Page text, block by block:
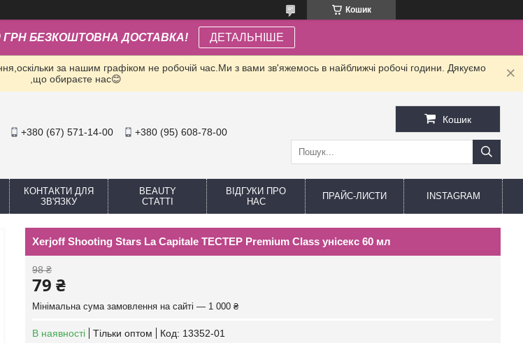
Кошик
ГРН БЕЗКОШТОВНА ДОСТАВКА! ДЕТАЛЬНІШЕ
за нашим графіком не робочій час.Ми з вами зв'яжемось в найближчі робочі години. Дякуємо
,що обираєте нас😊
+380 (67) 571-14-00 +380 (95) 608-78-00
Кошик
КОНТАКТИ ДЛЯ
ЗВ'ЯЗКУ
BEAUTY
СТАТТІ
ВІДГУКИ ПРО
НАС
ПРАЙС-ЛИСТИ INSTAGRAM
Xerjoff Shooting Stars La Capitale ТЕСТЕР Premium Class унісекс 60 мл
98 ₴
79 ₴
Мінімальна сума замовлення на сайті — 1 000 ₴
В наявності Тільки оптом Код: 13352-01